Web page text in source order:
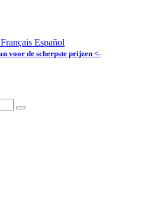
Français Español
voor de scherpste prijzen <-